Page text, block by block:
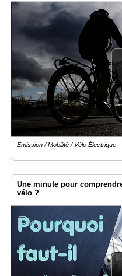
Emission / Mobilité / Vélo Électrique
Une minute pour
vélo ?